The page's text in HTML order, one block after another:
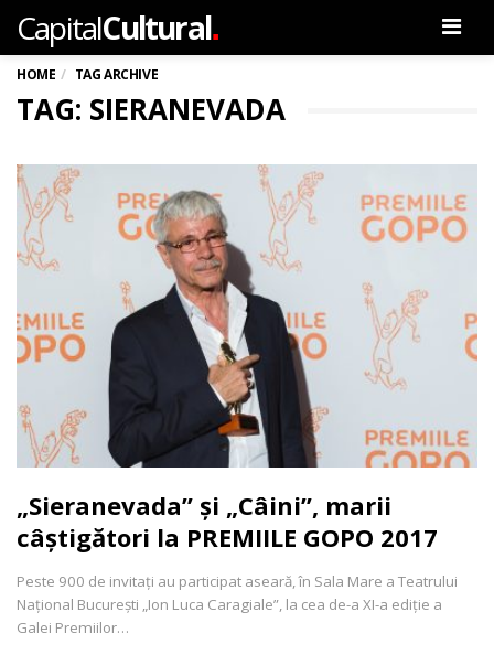
CapitalCultural.
HOME TAG ARCHIVE
TAG: SIERANEVADA
„Sieranevada” și „Câini”, marii
câștigători la PREMIILE GOPO 2017
Peste 900 de invitați au participat aseară, în Sala Mare a Teatrului
Național București „Ion Luca Caragiale”, la cea de-a XI-a ediție a
Galei Premiilor…